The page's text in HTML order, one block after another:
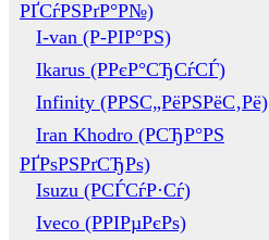
РҐСѓРЅРґР°Р№)
I-van (Р-РІР°РЅ)
Ikarus (РРєР°СЂСѓСЃ)
Infinity (РРЅС„РёРЅРёС‚Рё)
Iran Khodro (РСЂР°РЅ
РҐРѕРЅРґСЂРѕ)
Isuzu (РСЃСѓР·Сѓ)
Iveco (РРІРµРєРѕ)